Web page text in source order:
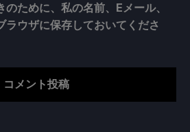
ために、私の名前、Eメール、
ラウザに保存しておいてくださ